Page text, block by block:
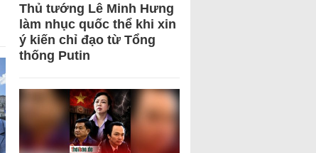
Thủ tướng Lê Minh Hưng
làm nhục quốc thể khi xin
ý kiến chỉ đạo từ Tổng
thống Putin